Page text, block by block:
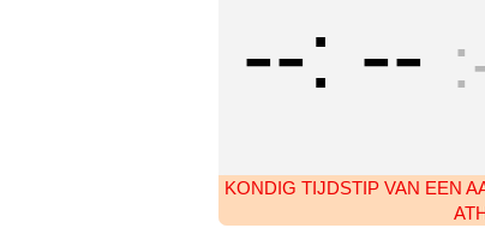
-- --
KONDIG TIJDSTIP VAN EEN